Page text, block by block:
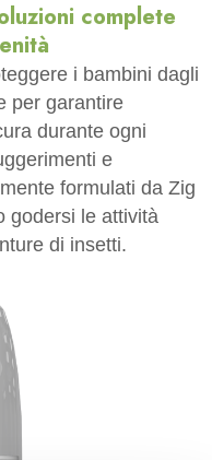
complete
i bambini dagli
per garantire
durante ogni
e
formulati da Zig
godersi le attività
di insetti.